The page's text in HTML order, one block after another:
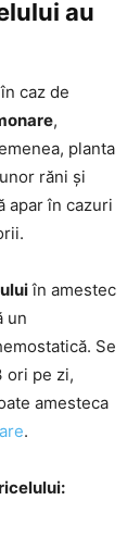
au
caz de
,
planta
răni și
apar în cazuri
în amestec
un
Se
ori pe zi,
amesteca
.